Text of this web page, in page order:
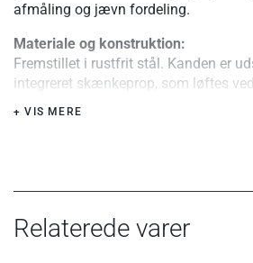
afmåling og jævn fordeling.
Materiale og konstruktion:
Fremstillet i rustfrit stål. Kanden er
integreret skænkeprop, som løftes
har en smal hældetud samt et lufthul,
Anti-dryp-konstruktionen reducerer
overflader ved daglig brug.
+ VIS MERE
Relaterede varer